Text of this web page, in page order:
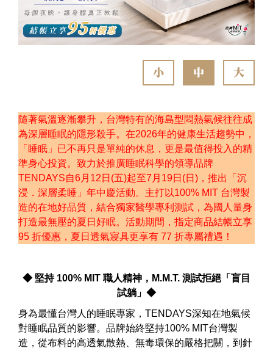
小 中 大
隨著氣溫逐漸攀升，台灣特有的海島型悶熱氣候往往成
為深層睡眠的隱形殺手。在2026年的健康生活趨勢中，
「睡眠」已不再只是單純的休息，更是最值得投入的精
準身心投資。致力於推廣睡眠科學的領導品牌
TENDAYS自6月12日(五)起至7月19日(日)，推出「沉
浸．深層柔睡」年中慶活動。主打以100% MIT 台灣製
造的在地好品質，結合獨家醫學專利測試，為國人量身
打造最無壓的夏日好眠。活動期間，指定商品結帳立享
95 折優惠，夏日透氣寢具更享有 77 折專屬禮遇！
◆ 堅持 100% MIT 職人精神，M.M.T. 測試拒絕「盲目
試躺」◆
身為最懂台灣人的睡眠專家，TENDAYS深知在地氣候
對睡眠品質的影響。品牌始終堅持100% MIT台灣製
造，從布料的高透氣散熱、無毒環保的嚴格把關，到針